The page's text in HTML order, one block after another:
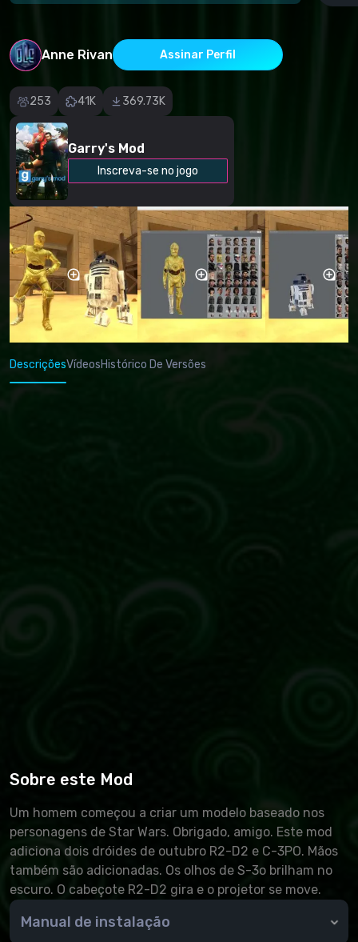
Anne Rivan Assinar Perfil
253 41K 369.73K
Garry's Mod
Inscreva-se no jogo
DescriçõesVídeosHistórico De Versões
Sobre este Mod
Um homem começou a criar um modelo baseado nos
personagens de Star Wars. Obrigado, amigo. Este mod
adiciona dois dróides de outubro R2-D2 e C-3PO. Mãos
também são adicionadas. Os olhos de S-3o brilham no
escuro. O cabeçote R2-D2 gira e o projetor se move.
Manual de instalação